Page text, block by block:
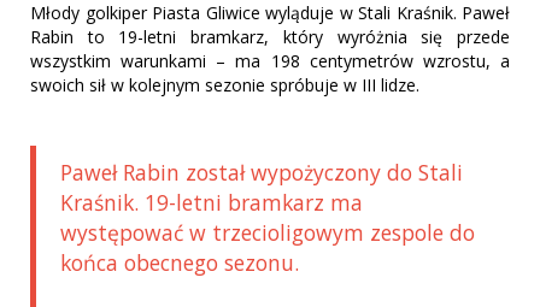
Młody golkiper Piasta Gliwice wyląduje w Stali Kraśnik. Paweł
Rabin to 19-letni bramkarz, który wyróżnia się przede
wszystkim warunkami – ma 198 centymetrów wzrostu, a
swoich sił w kolejnym sezonie spróbuje w III lidze.
Paweł Rabin został wypożyczony do Stali
Kraśnik. 19-letni bramkarz ma
występować w trzecioligowym zespole do
końca obecnego sezonu.